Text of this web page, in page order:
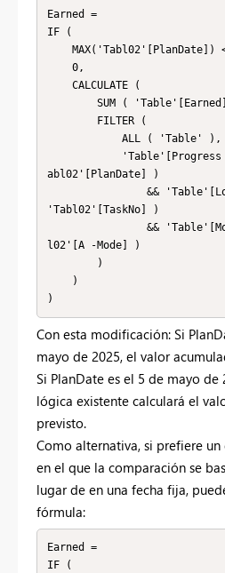
Earned =
IF (
abl02'[PlanDate] )
'Tabl02'[TaskNo] )
l02'[A -Mode] )
Con esta modificación: Si
mayo de 2025, el valor
Si PlanDate es el 5 de mayo de
lógica existente calculará el
previsto.
Como alternativa, si prefiere
en el que la comparación se
lugar de en una fecha fija,
fórmula:
Earned =
IF (